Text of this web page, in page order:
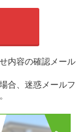
内容の確認メール
合、迷惑メールフ